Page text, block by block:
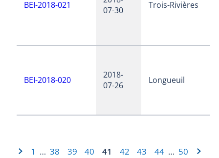
BEI-2018-021
07-30
Trois-Rivières
BEI-2018-020
2018-
07-26
Longueuil
1 … 38 39 40 41 42 43 44 … 50